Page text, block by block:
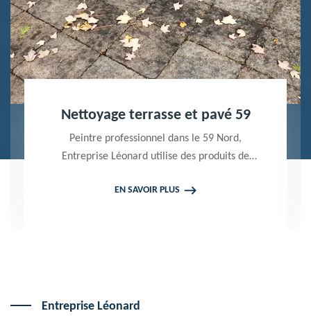
Nettoyage terrasse et pavé 59
Peintre professionnel dans le 59 Nord,
Entreprise Léonard utilise des produits de
pavé. Propose un devis gratuit qui ne vous
EN SAVOIR PLUS
Entreprise Léonard